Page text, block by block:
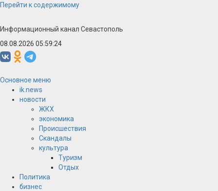
Перейти к содержимому
Информационный канал Севастополь
08.08.2026 05:59:24
Основное меню
ik.news
новости
ЖКХ
экономика
Происшествия
Скандалы
культура
Туризм
Отдых
Политика
бизнес